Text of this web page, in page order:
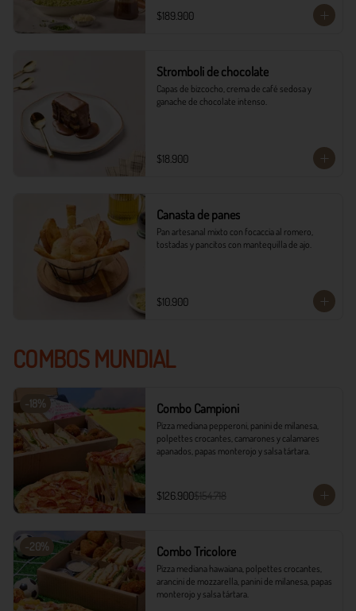
- Risoni (Cantidad ideal para 4 personas)​
- Pancitos​
$189.900
Stromboli de chocolate
Capas de bizcocho, crema de café sedosa y
ganache de chocolate intenso.
$18.900
Canasta de panes
Pan artesanal mixto con focaccia al romero,
tostadas y pancitos con mantequilla de ajo.
$10.900
COMBOS MUNDIAL
-18% Combo Campioni
Pizza mediana pepperoni, panini de milanesa,
polpettes crocantes, camarones y calamares
apanados, papas monterojo y salsa tártara.
$126.900$154.718
-20% Combo Tricolore
Pizza mediana hawaiana, polpettes crocantes,
arancini de mozzarella, panini de milanesa, papas
monterojo y salsa tártara.